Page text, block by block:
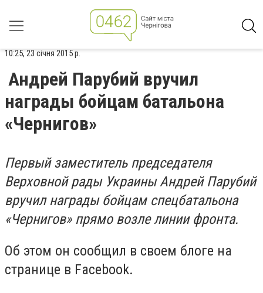
10:25, 23 січня 2015 р.
Андрей Парубий вручил
награды бойцам батальона
«Чернигов»
Первый заместитель председателя
Верховной рады Украины Андрей Парубий
вручил награды бойцам спецбатальона
«Чернигов» прямо возле линии фронта.
Об этом он сообщил в своем блоге на
странице в Facebook.